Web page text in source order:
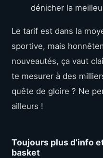
dénicher la
Le tarif est dans la
sportive, mais
nouveautés, ça vaut
te mesurer à des
quête de gloire ? Ne
ailleurs !
Toujours plus d’info
basket